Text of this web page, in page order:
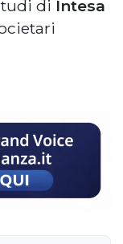
di Intesa